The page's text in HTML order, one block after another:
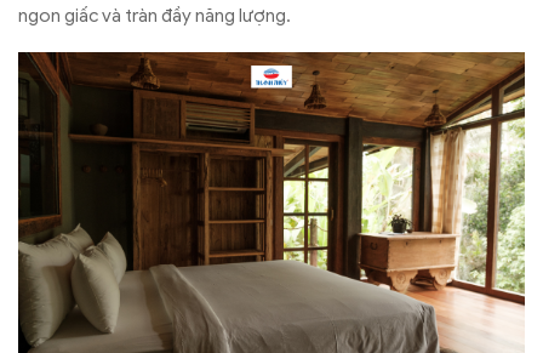
ngon giấc và tràn đầy năng lượng.